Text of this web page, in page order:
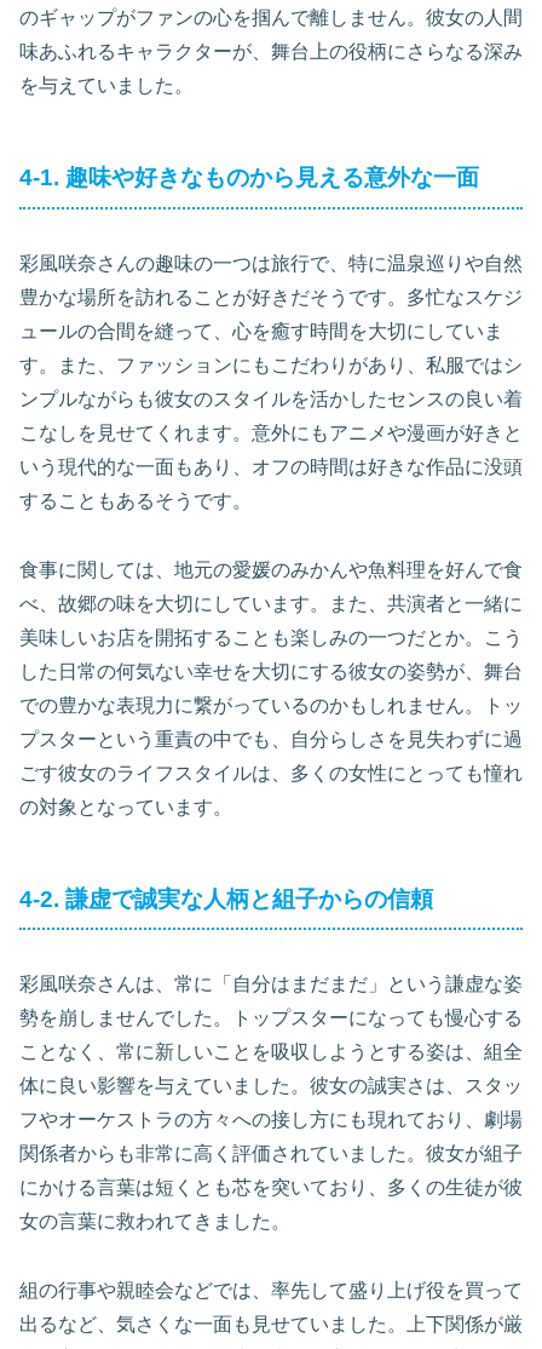
のギャップがファンの心を掴んで離しません。彼女の人間
味あふれるキャラクターが、舞台上の役柄にさらなる深み
を与えていました。
4-1. 趣味や好きなものから見える意外な一面
彩風咲奈さんの趣味の一つは旅行で、特に温泉巡りや自然
豊かな場所を訪れることが好きだそうです。多忙なスケジ
ュールの合間を縫って、心を癒す時間を大切にしていま
す。また、ファッションにもこだわりがあり、私服ではシ
ンプルながらも彼女のスタイルを活かしたセンスの良い着
こなしを見せてくれます。意外にもアニメや漫画が好きと
いう現代的な一面もあり、オフの時間は好きな作品に没頭
することもあるそうです。
食事に関しては、地元の愛媛のみかんや魚料理を好んで食
べ、故郷の味を大切にしています。また、共演者と一緒に
美味しいお店を開拓することも楽しみの一つだとか。こう
した日常の何気ない幸せを大切にする彼女の姿勢が、舞台
での豊かな表現力に繋がっているのかもしれません。トッ
プスターという重責の中でも、自分らしさを見失わずに過
ごす彼女のライフスタイルは、多くの女性にとっても憧れ
の対象となっています。
4-2. 謙虚で誠実な人柄と組子からの信頼
彩風咲奈さんは、常に「自分はまだまだ」という謙虚な姿
勢を崩しませんでした。トップスターになっても慢心する
ことなく、常に新しいことを吸収しようとする姿は、組全
体に良い影響を与えていました。彼女の誠実さは、スタッ
フやオーケストラの方々への接し方にも現れており、劇場
関係者からも非常に高く評価されていました。彼女が組子
にかける言葉は短くとも芯を突いており、多くの生徒が彼
女の言葉に救われてきました。
組の行事や親睦会などでは、率先して盛り上げ役を買って
出るなど、気さくな一面も見せていました。上下関係が厳